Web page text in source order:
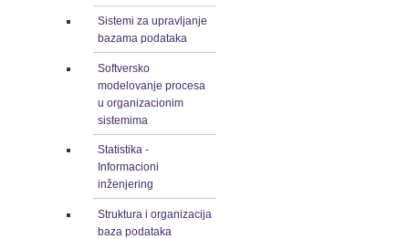
Sistemi za upravljanje
bazama podataka
Softversko
modelovanje procesa
u organizacionim
sistemima
Statistika -
Informacioni
inženjering
Struktura i organizacija
baza podataka